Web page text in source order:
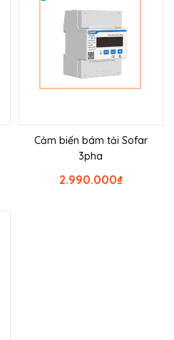
Cảm biến bám tải Sofar
3pha
₫
2.990.000